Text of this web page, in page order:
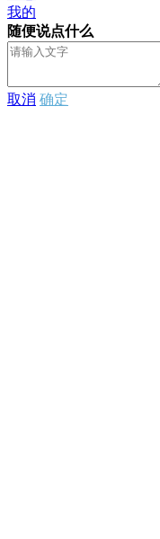
我的
随便说点什么
取消 确定